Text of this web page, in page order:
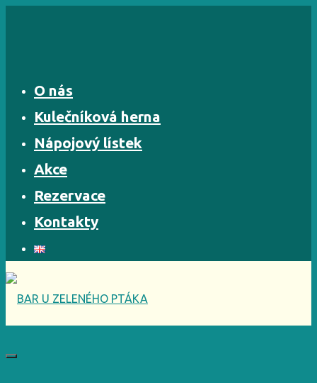
O nás
Kulečníková herna
Nápojový lístek
Akce
Rezervace
Kontakty